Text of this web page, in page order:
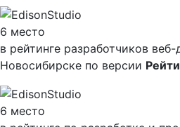
6 место
в рейтинге разработчиков веб-
Новосибирске по версии
6 место